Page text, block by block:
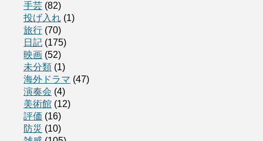
手芸 (82)
投げ入れ (1)
旅行 (70)
日記 (175)
映画 (52)
未分類 (1)
海外ドラマ (47)
演奏会 (4)
美術館 (12)
評価 (16)
防災 (10)